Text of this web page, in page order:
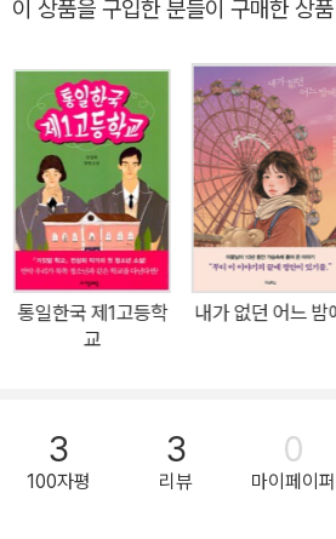
하는 태생적인 한계 때문일 것이다. 그럼에
서 시작해 셰익스피어와 안톤 체호프를
사랑받아 온 엄연한 문학 장르이다. 따라
청소년희곡 출간은 이례적이면서 동시에
년 5월에 출범한 ‘국립극단 어린이청소년
작은 극단 및 연극 관련 단체에서 작품성
품을 찾기 시작한 것이다. 이들은 성인에
분야에서 소외되는 청소년들의 시선과 구
창작 희곡을 개발하고 다양한 주제의 학술
자그마치 여섯 편의 청소년극을 제작해
문고는 이러한 변화의 흐름에 발맞추어
문학 작품으로서도 손색없는 수준 높은 국
이 상품을 구입한 분들이 구매한 상품
통일한국 제1고등학
교
내가 없던 어느 밤
3
100자평
3
리뷰
0
마이페이퍼